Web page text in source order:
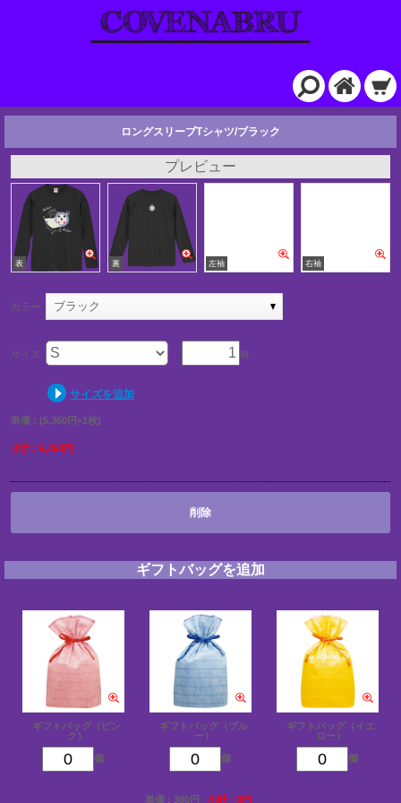
ロングスリーブTシャツ/ブラック
プレビュー
カラー ブラック
枚
サイズ
サイズを追加
単価 : (5,350円×1枚)
小計 : 5,350円
削除
ギフトバッグを追加
ギフトバッグ（ピン
ク）
個
ギフトバッグ（ブル
ー）
個
ギフトバッグ（イエ
ロー）
個
単価 : 300円 小計 : 0円